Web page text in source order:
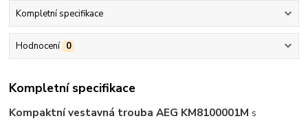
Kompletní specifikace
Hodnocení 0
Kompletní specifikace
Kompaktní vestavná trouba AEG KM8100001M s